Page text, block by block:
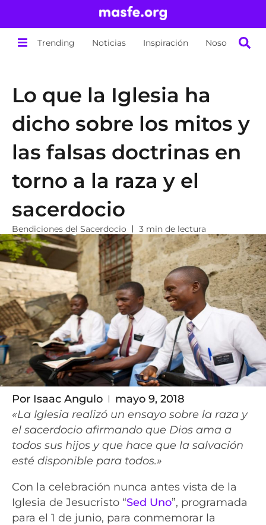
Trending Noticias Inspiración Nosotros
Lo que la Iglesia ha
dicho sobre los mitos y
las falsas doctrinas en
torno a la raza y el
sacerdocio
Bendiciones del Sacerdocio 3 min de lectura
Por Isaac Angulo
mayo 9, 2018
«La Iglesia realizó un ensayo sobre la raza y
el sacerdocio afirmando que Dios ama a
todos sus hijos y que hace que la salvación
esté disponible para todos.»
Con la celebración nunca antes vista de la
Iglesia de Jesucristo “Sed Uno”, programada
para el 1 de junio, para conmemorar la